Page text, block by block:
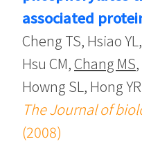
associated
Cheng TS, Hsiao
Hsu CM,Chang MS
Howng SL, Hong YR
The Journal of
(2008)